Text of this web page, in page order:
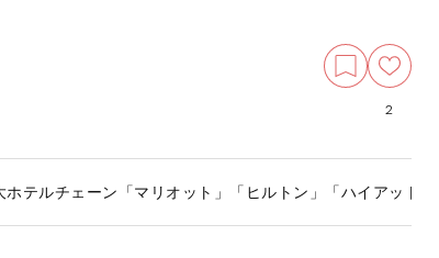
2
ホテルチェーン「マリオット」「ヒルトン」「ハイアット